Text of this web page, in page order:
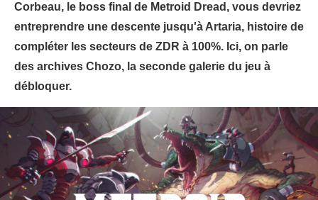
Corbeau, le boss final de Metroid Dread, vous devriez
entreprendre une descente jusqu'à Artaria, histoire de
compléter les secteurs de ZDR à 100%. Ici, on parle
des archives Chozo, la seconde galerie du jeu à
débloquer.